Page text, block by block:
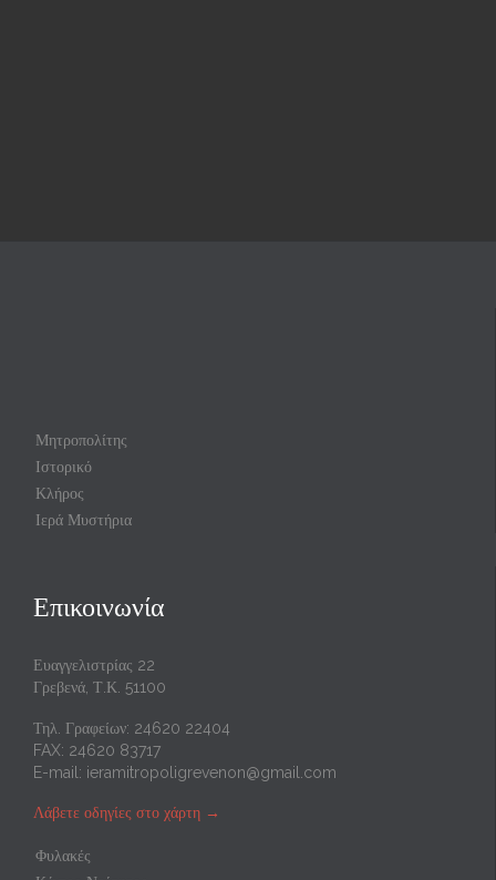
Μητροπολίτης
Ιστορικό
Κλήρος
Ιερά Μυστήρια
Επικοινωνία
Ευαγγελιστρίας 22
Γρεβενά, Τ.Κ. 51100
Τηλ. Γραφείων: 24620 22404
FAX: 24620 83717
E-mail: ieramitropoligrevenon@gmail.com
Λάβετε οδηγίες στο χάρτη →
Φυλακές